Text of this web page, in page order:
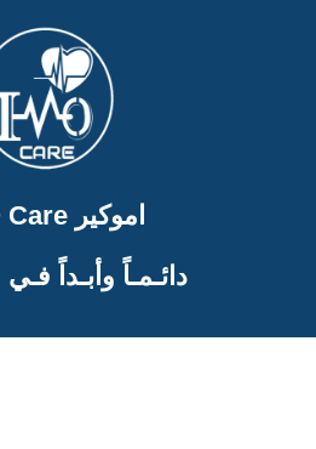
اموكير IMO Care
دائـمـاً وأبـداً